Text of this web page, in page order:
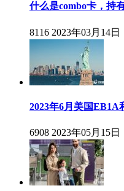
什么是combo卡，持
8116 2023年03月14日
2023年6月美国
6908 2023年05月15日